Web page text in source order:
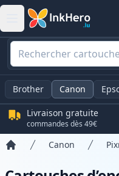
Brother Canon
Livraison gratuite
commandes dès 49€
Canon